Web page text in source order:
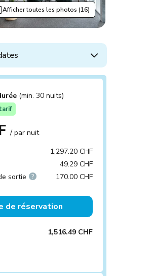
Afficher toutes les photos (16)
(min. 30 nuits)
/ par nuit
1,297.20 CHF
49.29 CHF
sortie
170.00 CHF
de réservation
1,516.49 CHF